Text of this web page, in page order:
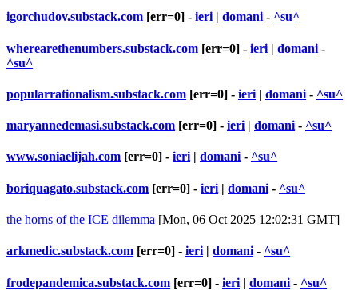
igorchudov.substack.com [err=0] - ieri| domani- ^su^
wherearethenumbers.substack.com [err=0] - ieri | domani -
^su^
popularrationalism.substack.com [err=0] - ieri | domani - ^su^
maryannedemasi.substack.com [err=0] - ieri | domani - ^su^
www.soniaelijah.com [err=0] - ieri| domani- ^su^
boriquagato.substack.com [err=0] - ieri | domani - ^su^
the horns of the ICE dilemma [Mon, 06 Oct 2025 12:02:31 GMT]
arkmedic.substack.com [err=0] - ieri | domani - ^su^
frodepandemica.substack.com [err=0] - ieri | domani - ^su^